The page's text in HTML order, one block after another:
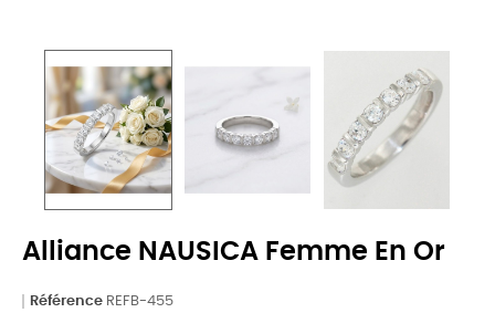
Alliance NAUSICA Femme En Or
Référence REFB-455